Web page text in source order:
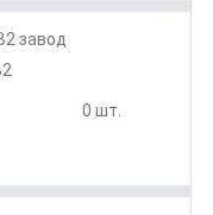
завод
0 шт.